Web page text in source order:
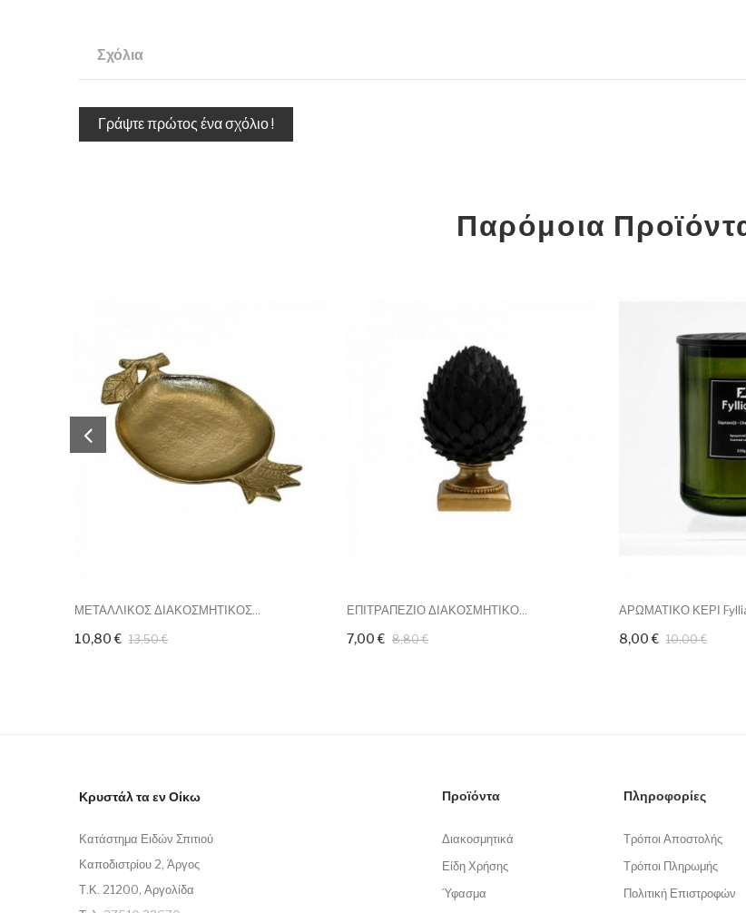
Σχόλια
Γράψτε πρώτος ένα σχόλιο !
Παρόμοια
ΜΕΤΑΛΛΙΚΟΣ ΔΙΑΚΟΣΜΗΤΙΚΟΣ...
10,80 € 13,50 €
ΕΠΙΤΡΑΠΕΖΙΟ ΔΙΑΚΟΣΜΗΤΙΚΟ...
7,00 € 8,80 €
ΑΡΩΜΑΤΙΚΟ ΚΕΡΙ
8,00 € 10,00 €
Κρυστάλ τα εν Οίκω
Κατάστημα Ειδών Σπιτιού
Καποδιστρίου 2, Άργος
Τ.Κ. 21200, Αργολίδα
Προϊόντα
Διακοσμητικά
Είδη Χρήσης
Ύφασμα
Πληροφορίες
Τρόποι Αποστολής
Τρόποι Πληρωμής
Πολιτική Επιστροφών